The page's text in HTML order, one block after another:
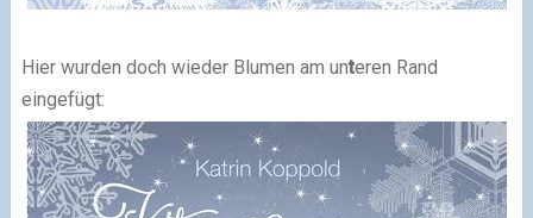
Hier wurden doch wieder Blumen am unteren Rand
eingefügt: